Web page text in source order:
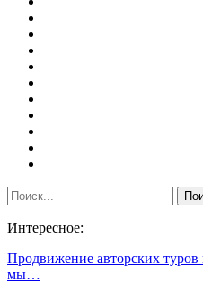
Интересное:
Продвижение авторских
мы…